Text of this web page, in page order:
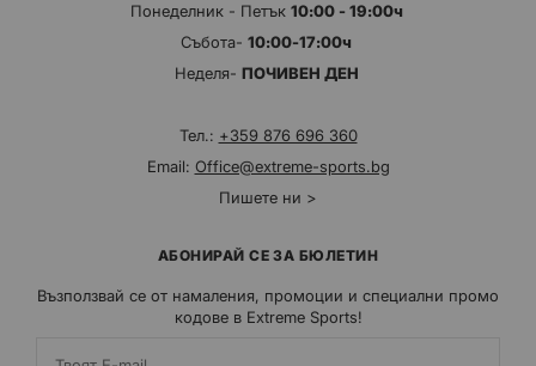
Понеделник - Петък 10:00 - 19:00ч
Събота- 10:00-17:00ч
Неделя- ПОЧИВЕН ДЕН
Тел.: +359 876 696 360
Email: Office@extreme-sports.bg
Пишете ни >
АБОНИРАЙ СЕ ЗА БЮЛЕТИН
Възползвай се от намаления, промоции и специални промо
кодове в Extreme Sports!